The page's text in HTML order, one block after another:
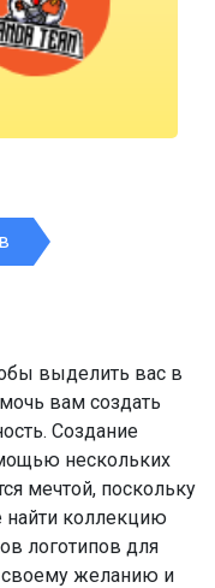
выделить вас в
вам создать
Создание
нескольких
мечтой, поскольку
коллекцию
логотипов для
желанию и